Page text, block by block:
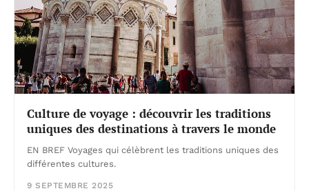
Culture de voyage : découvrir les traditions
uniques des destinations à travers le monde
EN BREF Voyages qui célèbrent les traditions uniques des
différentes cultures.
9 SEPTEMBRE 2025